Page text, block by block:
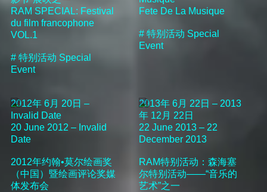
RAM SPECIAL: Festival
du film francophone
VOL.1
#特别活动 Special
Event
Fete De La Musique
#特别活动 Special
Event
2012年 6月 20日 –
Invalid Date
20 June 2012 – Invalid
Date
2012年约翰•莫尔绘画奖
（中国）暨绘画评论奖媒
体发布会
2013年 6月 22日 – 2013
年 12月 22日
22 June 2013 – 22
December 2013
RAM特别活动：森海塞
尔特别活动——“音乐的
艺术”之一